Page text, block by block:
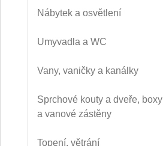
Nábytek a osvětlení
Umyvadla a WC
Vany, vaničky a kanálky
Sprchové kouty a dveře, boxy
a vanové zástěny
Topení, větrání